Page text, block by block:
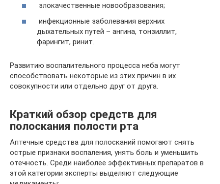
злокачественные новообразования;
инфекционные заболевания верхних
дыхательных путей – ангина, тонзиллит,
фарингит, ринит.
Развитию воспалительного процесса неба могут
способствовать некоторые из этих причин в их
совокупности или отдельно друг от друга.
Краткий обзор средств для
полоскания полости рта
Аптечные средства для полосканий помогают снять
острые признаки воспаления, унять боль и уменьшить
отечность. Среди наиболее эффективных препаратов в
этой категории эксперты выделяют следующие